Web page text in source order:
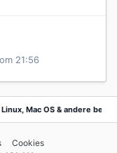
21:56
Linux, Mac OS & andere
Cookies